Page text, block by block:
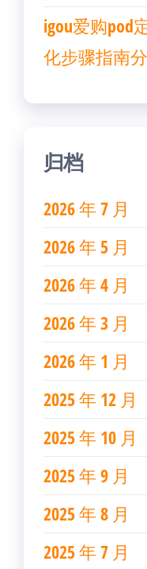
igou爱购pod
化步骤指南
归档
2026 年 7 月
2026 年 5 月
2026 年 4 月
2026 年 3 月
2026 年 1 月
2025 年 12 月
2025 年 10 月
2025 年 9 月
2025 年 8 月
2025 年 7 月